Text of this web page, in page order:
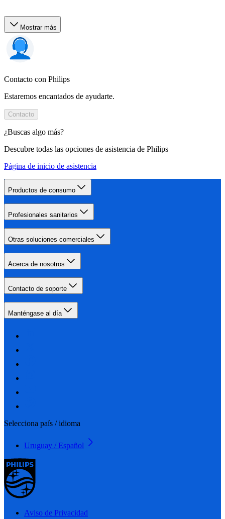
Mostrar más
Contacto con Philips
Estaremos encantados de ayudarte.
Contacto
¿Buscas algo más?
Descubre todas las opciones de asistencia de Philips
Página de inicio de asistencia
Productos de consumo
Profesionales sanitarios
Otras soluciones comerciales
Acerca de nosotros
Contacto de soporte
Manténgase al día
Selecciona país / idioma
Uruguay / Español
Aviso de Privacidad